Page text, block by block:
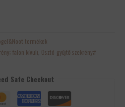
termékek
falon kívüli, Osztó-gyűjtő szekrény;f
Safe Checkout